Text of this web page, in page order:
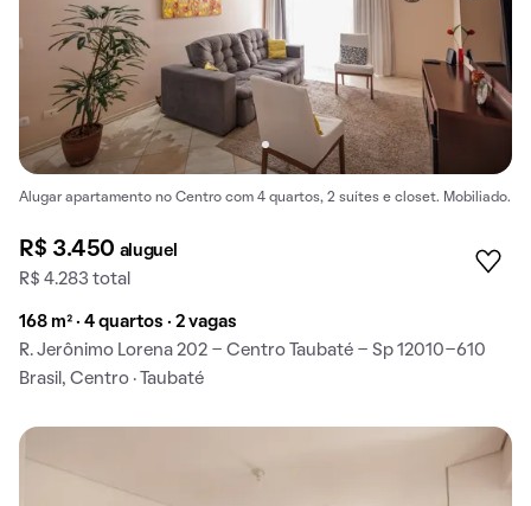
Alugar apartamento no Centro com 4 quartos, 2 suítes e closet. Mobiliado.
R$ 3.450 aluguel
R$ 4.283 total
168 m² · 4 quartos · 2 vagas
R. Jerônimo Lorena 202 - Centro Taubaté - Sp 12010-610
Brasil, Centro · Taubaté